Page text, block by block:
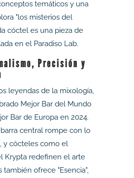
temáticos y una
"los misterios del
cóctel es una pieza de
en el Paradiso Lab.
Precisión y
leyendas de la mixología,
Mejor Bar del Mundo
Bar de Europa en 2024.
central rompe con lo
y cócteles como el
Krypta redefinen el arte
también ofrece "Esencia",